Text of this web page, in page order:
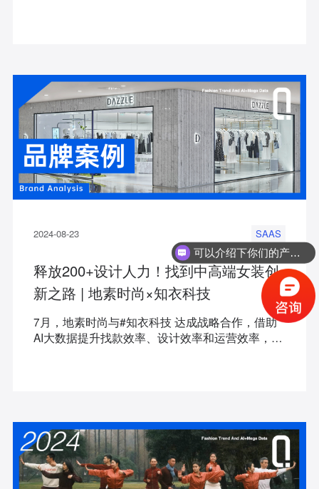
2024-08-23 SAAS
释放200+设计人力！找到中高端女装创
新之路 | 地素时尚×知衣科技
7月，地素时尚与#知衣科技 达成战略合作，借助
AI大数据提升找款效率、设计效率和运营效率，缩
可以介绍下你们的产品么？